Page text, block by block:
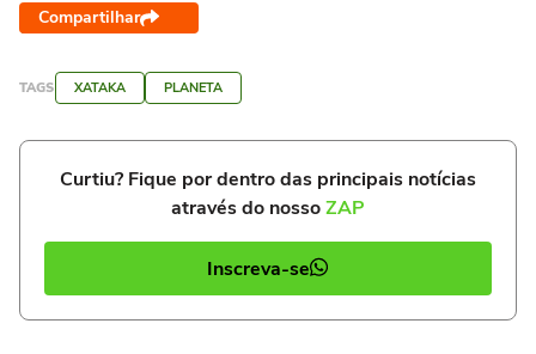
Compartilhar
TAGS XATAKA PLANETA
Curtiu? Fique por dentro das principais notícias
através do nossoZAP
Inscreva-se